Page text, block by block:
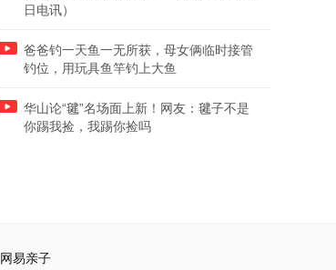
日电讯）
爸爸钓一天鱼一无所获，母女俩临时接管
钓位，用玩具鱼竿钓上大鱼
华山论“毽”名场面上新！网友：毽子不是
你踢我捡，我踢你捡吗
网易亲子